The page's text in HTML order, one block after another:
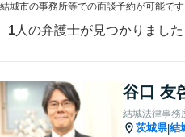
結城市の事務所等での面談予約が可能です
1 人の弁護士が見つかりました
谷口 友
結城法律事務
茨城県|結